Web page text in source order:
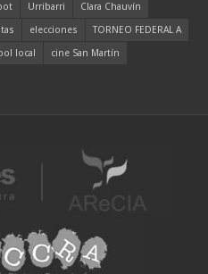
Urribarri
Clara Chauvín
elecciones
TORNEO FEDERAL A
local cine San Martín